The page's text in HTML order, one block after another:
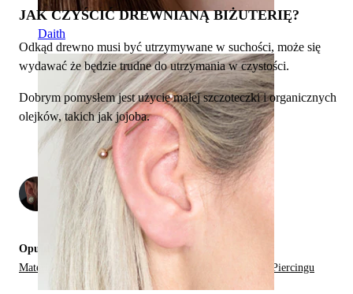
Daith
JAK CZYŚCIĆ DREWNIANĄ BIŻUTERIĘ?
Odkąd drewno musi być utrzymywane w suchości, może się
wydawać że będzie trudne do utrzymania w czystości.
Dobrym pomysłem jest użycie małej szczoteczki i organicznych
olejków, takich jak jojoba.
przez 2
Opublikowano:
Materiały w Biżuterii do Piercingu,
Rodzaje Biżuterii do Piercingu